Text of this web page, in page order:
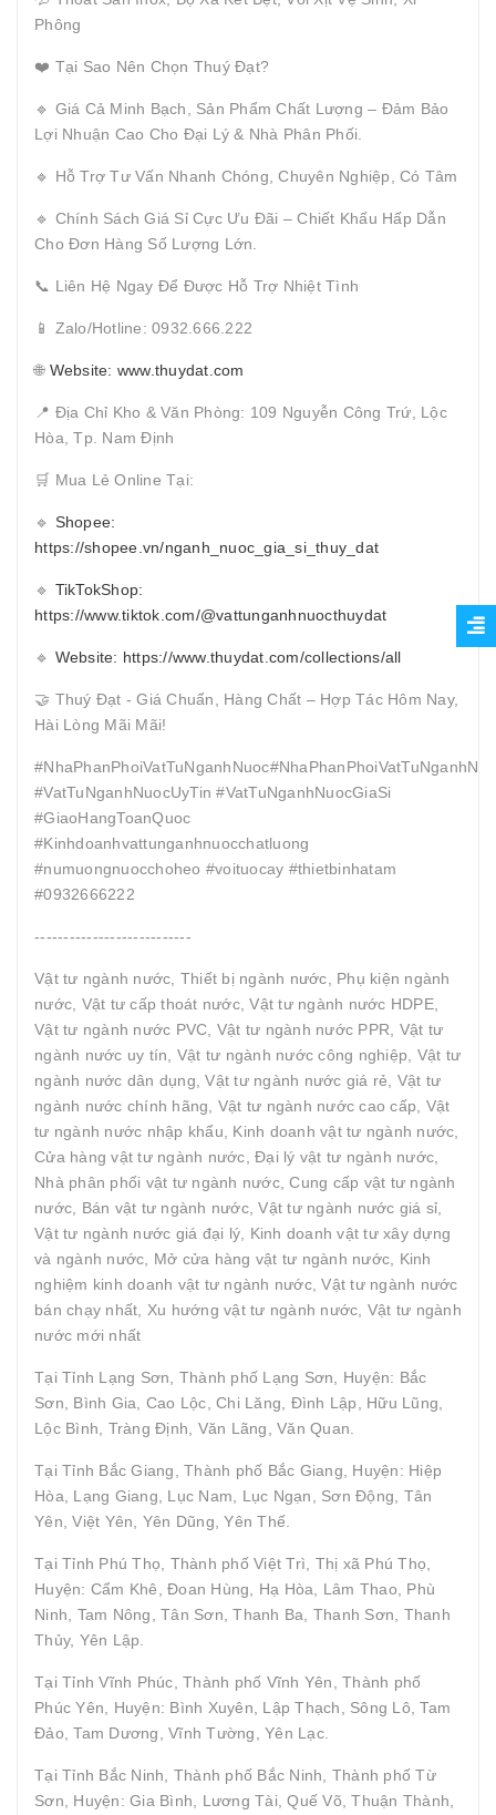
Phông
❤️ Tại Sao Nên Chọn Thuý Đạt?
🔹 Giá Cả Minh Bạch, Sản Phẩm Chất Lượng – Đảm Bảo
Lợi Nhuận Cao Cho Đại Lý & Nhà Phân Phối.
🔹 Hỗ Trợ Tư Vấn Nhanh Chóng, Chuyên Nghiệp, Có Tâm
🔹 Chính Sách Giá Sỉ Cực Ưu Đãi – Chiết Khấu Hấp Dẫn
Cho Đơn Hàng Số Lượng Lớn.
📞 Liên Hệ Ngay Để Được Hỗ Trợ Nhiệt Tình
📱 Zalo/Hotline: 0932.666.222
🌐 Website: www.thuydat.com
📍 Địa Chỉ Kho & Văn Phòng: 109 Nguyễn Công Trứ, Lộc
Hòa, Tp. Nam Định
🛒 Mua Lẻ Online Tại:
🔹 Shopee:
https://shopee.vn/nganh_nuoc_gia_si_thuy_dat
🔹 TikTokShop:
https://www.tiktok.com/@vattunganhnuocthuydat
🔹 Website: https://www.thuydat.com/collections/all
🤝 Thuý Đạt - Giá Chuẩn, Hàng Chất – Hợp Tác Hôm Nay,
Hài Lòng Mãi Mãi!
#VatTuNganhNuocUyTin #VatTuNganhNuocGiaSi
#GiaoHangToanQuoc
#Kinhdoanhvattunganhnuocchatluong
#numuongnuocchoheo #voituocay #thietbinhatam
#0932666222
---------------------------
Vật tư ngành nước, Thiết bị ngành nước, Phụ kiện ngành
nước, Vật tư cấp thoát nước, Vật tư ngành nước HDPE,
Vật tư ngành nước PVC, Vật tư ngành nước PPR, Vật tư
ngành nước uy tín, Vật tư ngành nước công nghiệp, Vật tư
ngành nước dân dụng, Vật tư ngành nước giá rẻ, Vật tư
ngành nước chính hãng, Vật tư ngành nước cao cấp, Vật
tư ngành nước nhập khẩu, Kinh doanh vật tư ngành nước,
Cửa hàng vật tư ngành nước, Đại lý vật tư ngành nước,
Nhà phân phối vật tư ngành nước, Cung cấp vật tư ngành
nước, Bán vật tư ngành nước, Vật tư ngành nước giá sỉ,
Vật tư ngành nước giá đại lý, Kinh doanh vật tư xây dựng
và ngành nước, Mở cửa hàng vật tư ngành nước, Kinh
nghiệm kinh doanh vật tư ngành nước, Vật tư ngành nước
bán chạy nhất, Xu hướng vật tư ngành nước, Vật tư ngành
nước mới nhất
Tại Tỉnh Lạng Sơn, Thành phố Lạng Sơn, Huyện: Bắc
Sơn, Bình Gia, Cao Lộc, Chi Lăng, Đình Lập, Hữu Lũng,
Lộc Bình, Tràng Định, Văn Lãng, Văn Quan.
Tại Tỉnh Bắc Giang, Thành phố Bắc Giang, Huyện: Hiệp
Hòa, Lạng Giang, Lục Nam, Lục Ngạn, Sơn Động, Tân
Yên, Việt Yên, Yên Dũng, Yên Thế.
Tại Tỉnh Phú Thọ, Thành phố Việt Trì, Thị xã Phú Thọ,
Huyện: Cẩm Khê, Đoan Hùng, Hạ Hòa, Lâm Thao, Phù
Ninh, Tam Nông, Tân Sơn, Thanh Ba, Thanh Sơn, Thanh
Thủy, Yên Lập.
Tại Tỉnh Vĩnh Phúc, Thành phố Vĩnh Yên, Thành phố
Phúc Yên, Huyện: Bình Xuyên, Lập Thạch, Sông Lô, Tam
Đảo, Tam Dương, Vĩnh Tường, Yên Lạc.
Tại Tỉnh Bắc Ninh, Thành phố Bắc Ninh, Thành phố Từ
Sơn, Huyện: Gia Bình, Lương Tài, Quế Võ, Thuận Thành,